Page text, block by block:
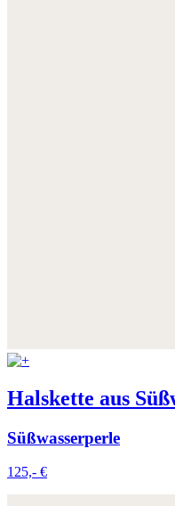
Halskette aus
Süßwasserperle
125,- €